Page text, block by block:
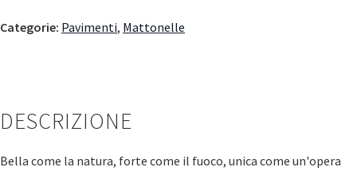
Categorie: Pavimenti, Mattonelle
DESCRIZIONE
Bella come la natura, forte come il fuoco, unica come un'opera